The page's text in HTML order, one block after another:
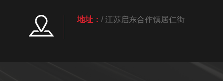
地址： / 江苏启东合作镇居仁街